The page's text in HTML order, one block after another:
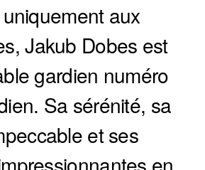
uniquement aux
Jakub Dobes est
gardien numéro
Sa sérénité, sa
et ses